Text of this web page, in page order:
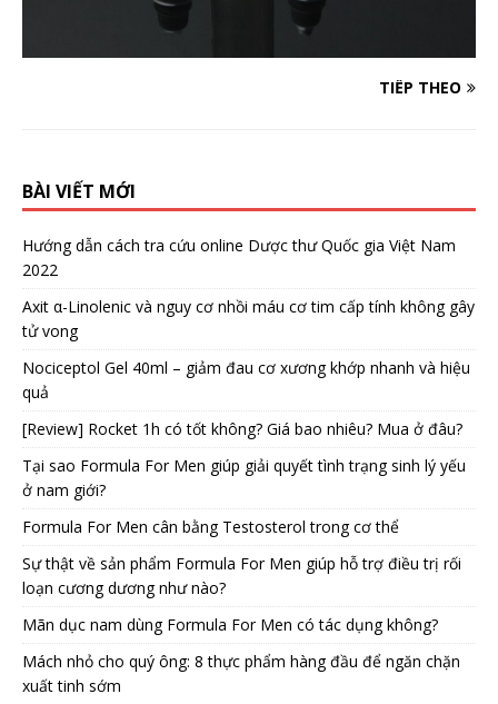
TIẾP THEO
BÀI VIẾT MỚI
Hướng dẫn cách tra cứu online Dược thư Quốc gia Việt Nam
2022
Axit α-Linolenic và nguy cơ nhồi máu cơ tim cấp tính không gây
tử vong
Nociceptol Gel 40ml – giảm đau cơ xương khớp nhanh và hiệu
quả
[Review] Rocket 1h có tốt không? Giá bao nhiêu? Mua ở đâu?
Tại sao Formula For Men giúp giải quyết tình trạng sinh lý yếu
ở nam giới?
Formula For Men cân bằng Testosterol trong cơ thể
Sự thật về sản phẩm Formula For Men giúp hỗ trợ điều trị rối
loạn cương dương như nào?
Mãn dục nam dùng Formula For Men có tác dụng không?
Mách nhỏ cho quý ông: 8 thực phẩm hàng đầu để ngăn chặn
xuất tinh sớm